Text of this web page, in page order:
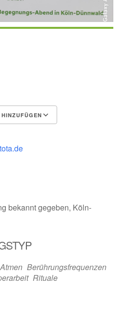
bekannt gegeben, Köln-
Atmen Berührungsfrequenzen
Rituale